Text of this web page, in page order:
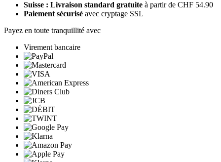
Suisse : Livraison standard gratuite à partir de CHF 54.90
Paiement sécurisé avec cryptage SSL
Payez en toute tranquillité avec
Virement bancaire